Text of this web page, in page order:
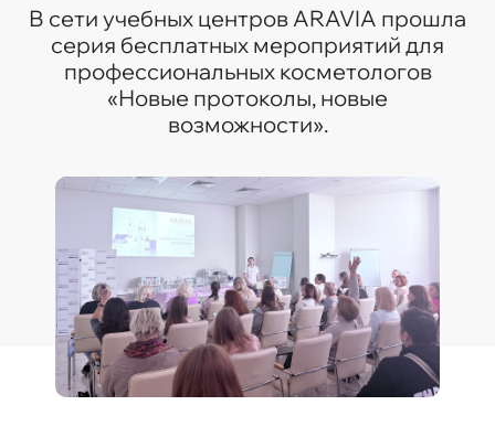
В сети учебных центров ARAVIA прошла
серия бесплатных мероприятий для
профессиональных косметологов
«Новые протоколы, новые
возможности».